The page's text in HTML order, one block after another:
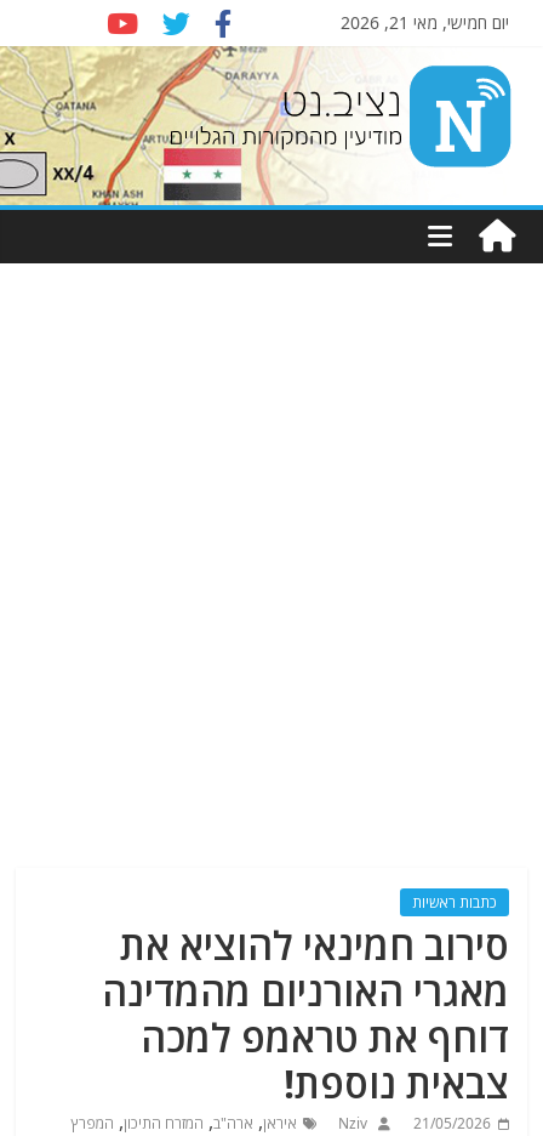
יום חמישי, מאי 21, 2026
Nziv.net
מודיעין
מהמקורות
כתבות ראשיות
סירוב חמינאי להוציא את
מאגרי האורניום מהמדינה
דוחף את טראמפ למכה
צבאית נוספת!
21/05/2026
Nziv איראן, ארה"ב, המזרח התיכון, המפרץ